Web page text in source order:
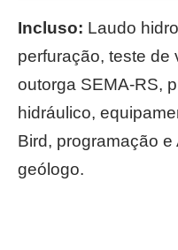
Incluso: Laudo
perfuração, teste de
outorga SEMA-RS,
hidráulico,
Bird, programação e
geólogo.